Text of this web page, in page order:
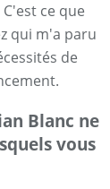
ce que
qui m'a paru
de
Blanc ne
vous